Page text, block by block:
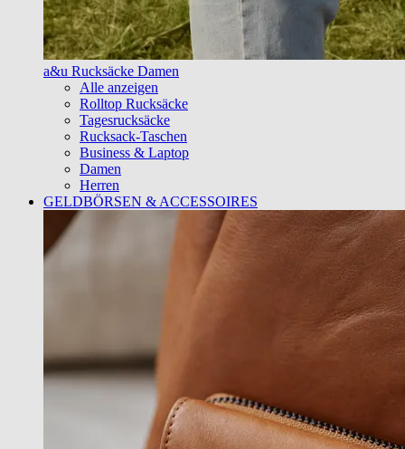
a&u Rucksäcke Damen
Alle anzeigen
Rolltop Rucksäcke
Tagesrucksäcke
Rucksack-Taschen
Business & Laptop
Damen
Herren
GELDBÖRSEN & ACCESSOIRES